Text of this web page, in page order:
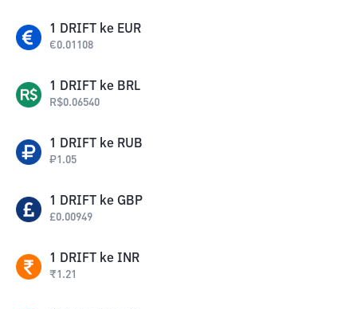
1 DRIFT ke EUR
€0.01108
1 DRIFT ke BRL
R$0.06540
1 DRIFT ke RUB
₽1.05
1 DRIFT ke GBP
£0.00949
1 DRIFT ke INR
₹1.21